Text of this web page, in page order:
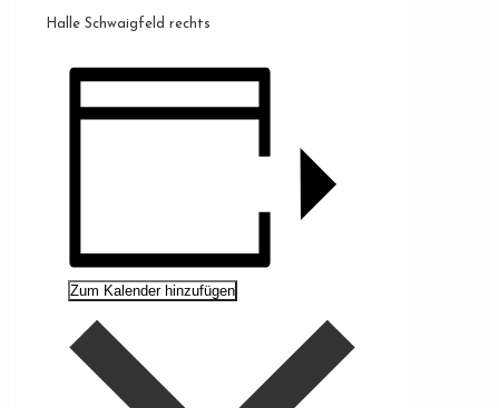
Halle Schwaigfeld rechts
Zum Kalender hinzufügen